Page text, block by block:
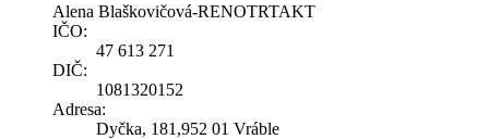
Alena Blaškovičová-RENOTRTAKT
IČO:
47 613 271
DIČ:
1081320152
Adresa:
Dyčka, 181,952 01 Vráble